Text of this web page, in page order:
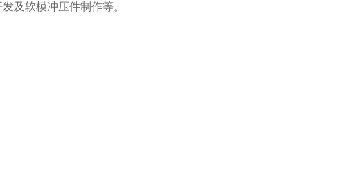
及软模冲压件制作等。